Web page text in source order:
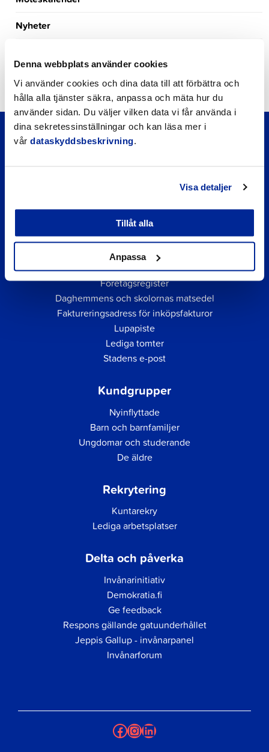
Denna webbplats använder cookies
Vi använder cookies och dina data till att förbättra och
hålla alla tjänster säkra, anpassa och mäta hur du
använder sidan. Du väljer vilken data vi får använda i
dina sekretessinställningar och kan läsa mer i
vår dataskyddsbeskrivning
Visa detaljer
Tillåt alla
Anpassa
Nyheter
Okategoriserade
Snabblänkar
Företagsregister
Daghemmens och skolornas matsedel
Faktureringsadress för inköpsfakturor
Lupapiste
Lediga tomter
Stadens e-post
Kundgrupper
Nyinflyttade
Barn och barnfamiljer
Ungdomar och studerande
De äldre
Rekrytering
Kuntarekry
Lediga arbetsplatser
Delta och påverka
Invånarinitiativ
Demokratia.fi
Ge feedback
Respons gällande gatuunderhållet
Jeppis Gallup - invånarpanel
Invånarforum
Facebook
Instagram
LinkedIn